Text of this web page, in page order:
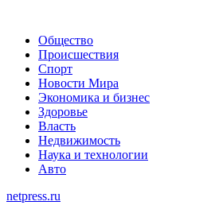
Общество
Происшествия
Спорт
Новости Мира
Экономика и бизнес
Здоровье
Власть
Недвижимость
Наука и технологии
Авто
netpress.ru